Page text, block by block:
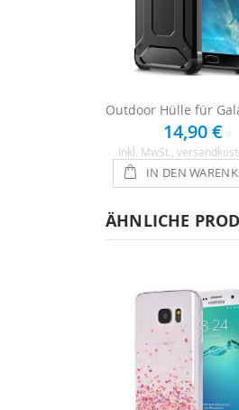
14,90 €
Inkl. MwSt. ,
IN DEN
ÄHNLICHE